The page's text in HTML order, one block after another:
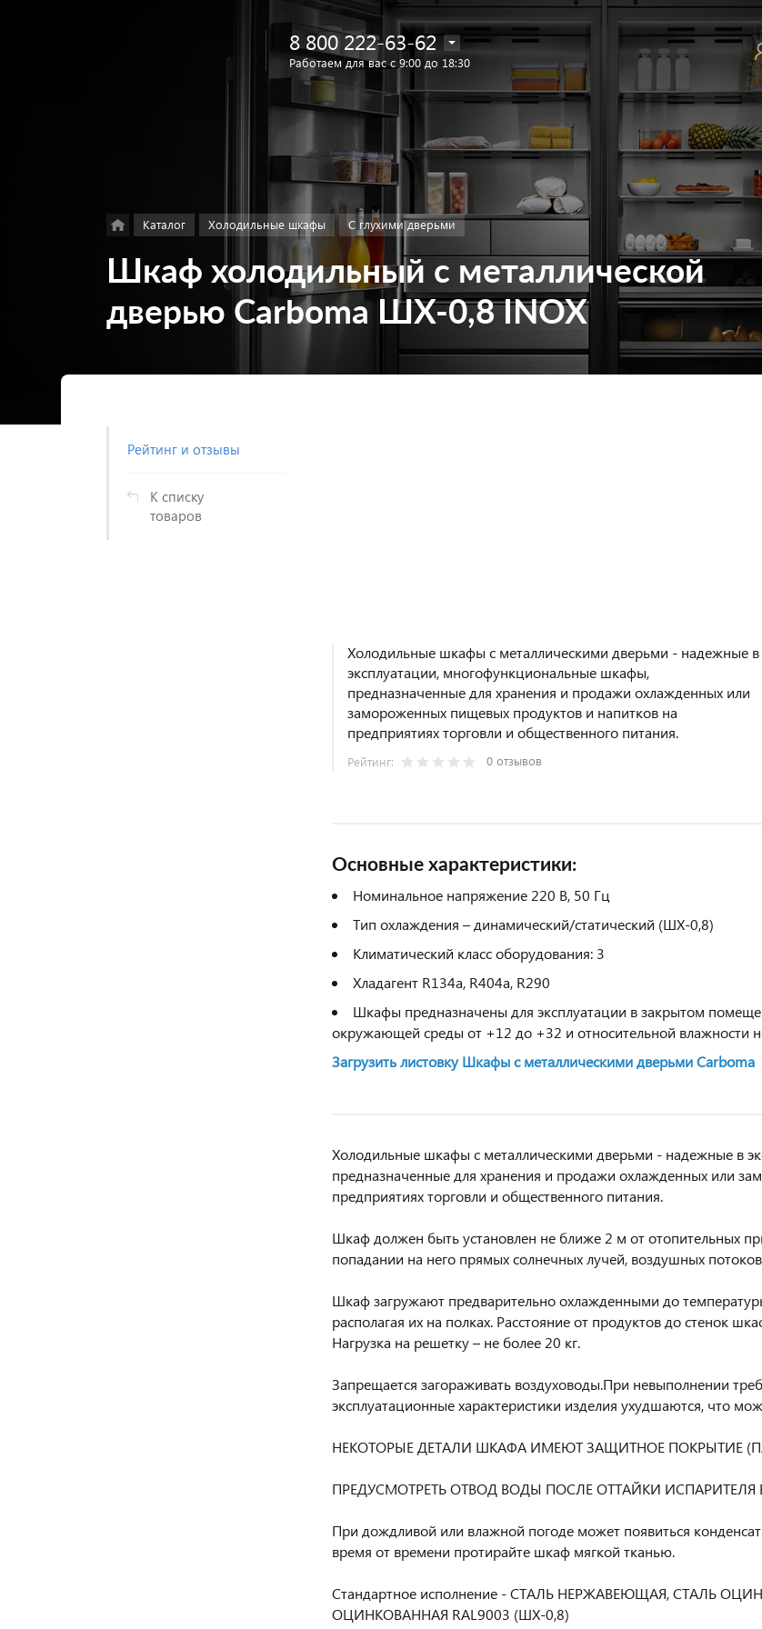
8 800 222-63-62
Работаем для вас с 9:00 до 18:30
Каталог Холодильные шкафы С глухими дверьми
Шкаф холодильный с металлической
дверью Carboma ШХ-0,8 INOX
Рейтинг и отзывы
К списку
товаров
Холодильные шкафы с металлическими дверьми - надежные в
эксплуатации, многофункциональные шкафы,
предназначенные для хранения и продажи охлажденных или
замороженных пищевых продуктов и напитков на
предприятиях торговли и общественного питания.
Рейтинг: 0 отзывов
Основные характеристики:
Номинальное напряжение 220 В, 50 Гц
Тип охлаждения – динамический/статический (ШХ-0,8)
Климатический класс оборудования: 3
Хладагент R134a, R404a, R290
Шкафы предназначены для эксплуатации в закрытом
окружающей среды от +12 до +32 и относительной влажности
Загрузить листовку Шкафы с металлическими дверьми Carboma
Холодильные шкафы с металлическими дверьми - надежные в
предназначенные для хранения и продажи охлажденных или
предприятиях торговли и общественного питания.
Шкаф должен быть установлен не ближе 2 м от отопительных
попадании на него прямых солнечных лучей, воздушных
Шкаф загружают предварительно охлажденными до
располагая их на полках. Расстояние от продуктов до стенок
Нагрузка на решетку – не более 20 кг.
Запрещается загораживать воздуховоды.При невыполнении
эксплуатационные характеристики изделия ухудшаются, что
НЕКОТОРЫЕ ДЕТАЛИ ШКАФА ИМЕЮТ ЗАЩИТНОЕ ПОКРЫТИЕ
ПРЕДУСМОТРЕТЬ ОТВОД ВОДЫ ПОСЛЕ ОТТАЙКИ
При дождливой или влажной погоде может появиться
время от времени протирайте шкаф мягкой тканью.
Стандартное исполнение - СТАЛЬ НЕРЖАВЕЮЩАЯ, СТАЛЬ
ОЦИНКОВАННАЯ RAL9003 (ШХ-0,8)